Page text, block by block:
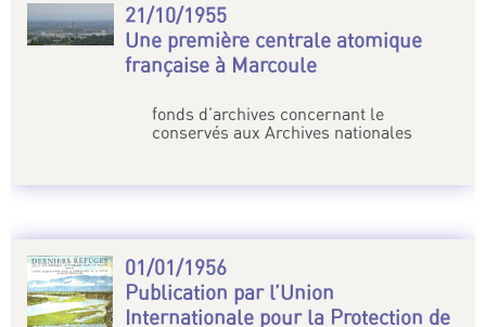
21/10/1955
Une première centrale atomique
française à Marcoule
fonds d’archives concernant le
conservés aux Archives nationales
01/01/1956
Publication par l’Union
Internationale pour la Protection de